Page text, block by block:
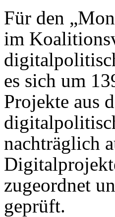
Für den
im
es sich um
Projekte aus
nachträglich
zugeordnet
geprüft.